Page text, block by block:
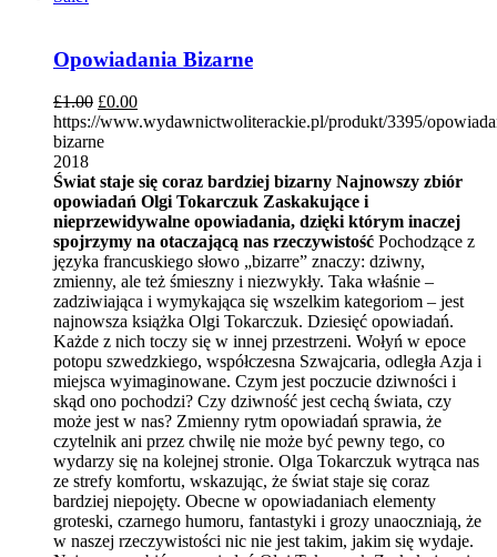
Opowiadania Bizarne
£1.00 £0.00
https://www.wydawnictwoliterackie.pl/produkt/3395/
bizarne
2018
Świat staje się coraz bardziej bizarny Najnowszy zbiór
opowiadań Olgi Tokarczuk Zaskakujące i
nieprzewidywalne opowiadania, dzięki którym inaczej
spojrzymy na otaczającą nas rzeczywistość Pochodzące z
języka francuskiego słowo „bizarre” znaczy: dziwny,
zmienny, ale też śmieszny i niezwykły. Taka właśnie –
zadziwiająca i wymykająca się wszelkim kategoriom – jest
najnowsza książka Olgi Tokarczuk. Dziesięć opowiadań.
Każde z nich toczy się w innej przestrzeni. Wołyń w epoce
potopu szwedzkiego, współczesna Szwajcaria, odległa Azja i
miejsca wyimaginowane. Czym jest poczucie dziwności i
skąd ono pochodzi? Czy dziwność jest cechą świata, czy
może jest w nas? Zmienny rytm opowiadań sprawia, że
czytelnik ani przez chwilę nie może być pewny tego, co
wydarzy się na kolejnej stronie. Olga Tokarczuk wytrąca nas
ze strefy komfortu, wskazując, że świat staje się coraz
bardziej niepojęty. Obecne w opowiadaniach elementy
groteski, czarnego humoru, fantastyki i grozy unaoczniają, że
w naszej rzeczywistości nic nie jest takim, jakim się wydaje.